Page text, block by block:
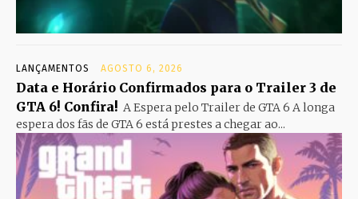
LANÇAMENTOS AGOSTO 6, 2026
Data e Horário Confirmados para o Trailer 3 de
GTA 6! Confira! A Espera pelo Trailer de GTA 6 A longa
espera dos fãs de GTA 6 está prestes a chegar ao...